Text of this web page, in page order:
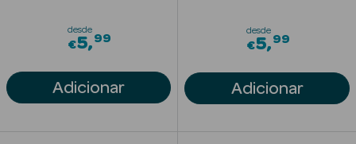
desde
€5 99
Adicionar
desde
€5 99
Adicionar